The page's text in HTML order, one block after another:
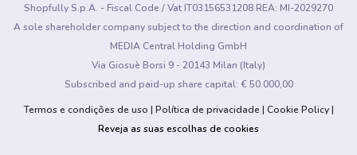
Shopfully S.p.A. - Fiscal Code / Vat IT03156531208 REA: MI-2029270
A sole shareholder company subject to the direction and coordination of
MEDIA Central Holding GmbH
Via Giosuè Borsi 9 - 20143 Milan (Italy)
Subscribed and paid-up share capital: € 50.000,00
Termos e condições de uso
Política de privacidade
Cookie Policy
Reveja as suas escolhas de cookies